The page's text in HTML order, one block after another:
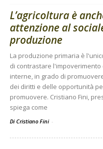
L’agricoltura è
attenzione al
produzione
La produzione primaria è
di contrastare
interne, in grado di
dei diritti e delle opportunità
promuovere. Cristiano Fini,
spiega come
Di Cristiano Fini -